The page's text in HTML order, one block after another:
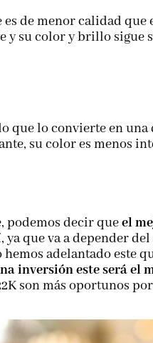
de menor calidad que
y su color y brillo sigue
que lo convierte en una
su color es menos
podemos decir queel
que va a depender
adelantado este
inversión este será el
son más oportunos